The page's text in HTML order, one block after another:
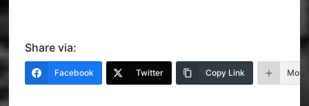
Share via:
Facebook Twitter Copy Link More